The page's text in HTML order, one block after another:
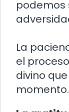
podemos
La
el
divino
momento.